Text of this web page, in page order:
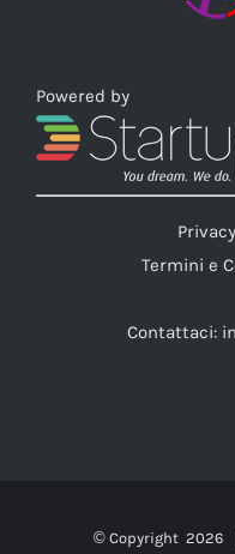
Powered by
Termini e
Contattaci:
© Copyright 2026